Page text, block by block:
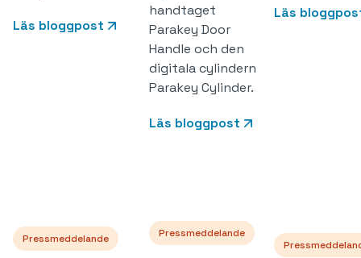
Läs bloggpost
handtaget
Parakey Door
Handle och den
digitala cylindern
Parakey Cylinder.
Läs bloggpost
Läs
Pressmeddelande Pressmeddelande